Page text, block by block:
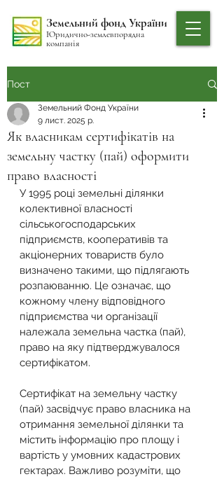
Земельний фонд України
Юридично-землевпорядна
компанія
Пост
Як власникам сертифікатів на
земельну частку (пай) оформити
право власності
Земельний Фонд України
9 лист. 2025 р.
У 1995 році земельні ділянки
колективної власності
сільськогосподарських
підприємств, кооперативів та
акціонерних товариств було
визначено такими, що підлягають
розпаюванню. Це означає, що
кожному члену відповідного
підприємства чи організації
належала земельна частка (пай),
право на яку підтверджувалося
сертифікатом.
Сертифікат на земельну частку
(пай) засвідчує право власника на
отримання земельної ділянки та
містить інформацію про площу і
вартість у умовних кадастрових
гектарах. Важливо розуміти, що